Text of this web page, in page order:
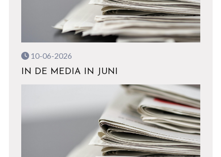
10-06-2026
IN DE MEDIA IN JUNI